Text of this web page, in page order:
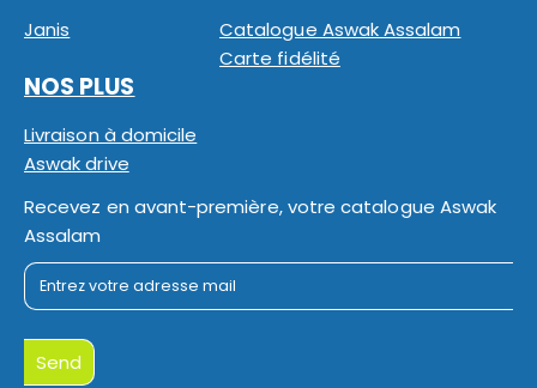
Janis
Catalogue Aswak Assalam
Carte fidélité
NOS PLUS
Livraison à domicile
Aswak drive
Recevez en avant-première, votre catalogue Aswak
Assalam